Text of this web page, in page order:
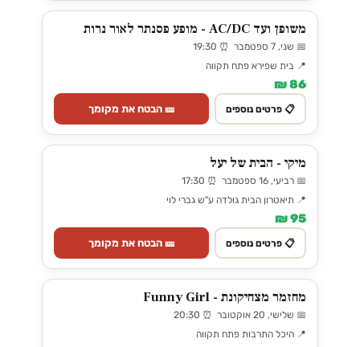
משופן ועד AC/DC - מופע פסנתר לאור נרות
📅 שני, 7 ספטמבר ⏰ 19:30
📍 בית שפירא פתח תקווה
86 ₪
📋 פרטים נוספים 🎫 הבטח את מקומך
מיקי - הבית של יעל
📅 רביעי, 16 ספטמבר ⏰ 17:30
📍 תיאטרון הבית גולדה ע"ש גברי לוי
95 ₪
📋 פרטים נוספים 🎫 הבטח את מקומך
מחזמר מצחיקונת - Funny Girl
📅 שלישי, 20 אוקטובר ⏰ 20:30
📍 היכל התרבות פתח תקווה